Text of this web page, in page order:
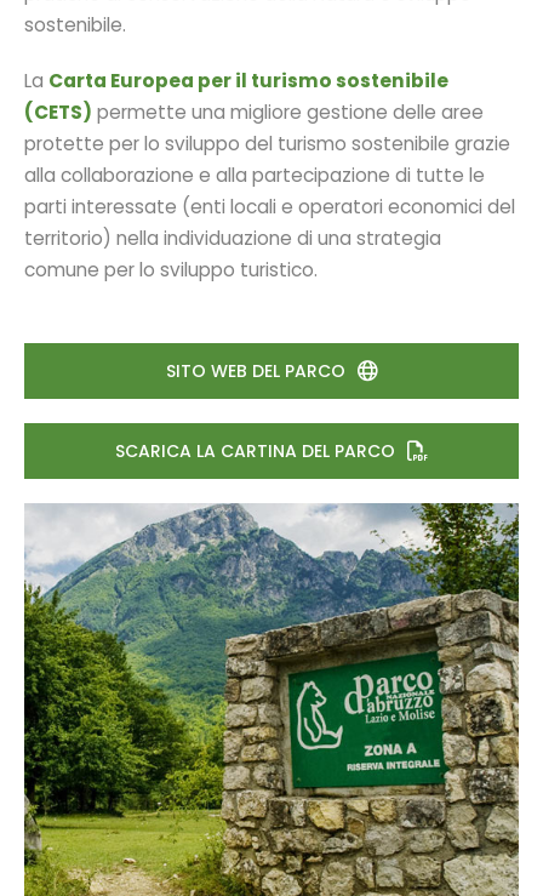
sostenibile.
La Carta Europea per il turismo sostenibile
(CETS) permette una migliore gestione delle aree
protette per lo sviluppo del turismo sostenibile grazie
alla collaborazione e alla partecipazione di tutte le
parti interessate (enti locali e operatori economici del
territorio) nella individuazione di una strategia
comune per lo sviluppo turistico.
SITO WEB DEL PARCO
SCARICA LA CARTINA DEL PARCO